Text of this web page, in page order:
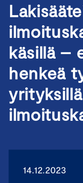
käsillä –
henkeä
14.12.2023